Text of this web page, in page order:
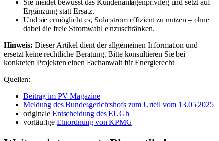
Sie meidet bewusst das Kundenanlagenprivileg und setzt auf
Ergänzung statt Ersatz.
Und sie ermöglicht es, Solarstrom effizient zu nutzen – ohne
dabei die freie Stromwahl einzuschränken.
Hinweis: Dieser Artikel dient der allgemeinen Information und
ersetzt keine rechtliche Beratung. Bitte konsultieren Sie bei
konkreten Projekten einen Fachanwalt für Energierecht.
Quellen:
Beitrag im PV Magazine
Meldung des Bundesgerichtshofs zum Urteil vom 13.05.2025
originale Entscheidung des EUGh
vorläufige Einordnung von KPMG